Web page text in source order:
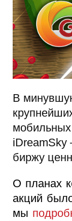
В
биржу
О планах
акций
мы